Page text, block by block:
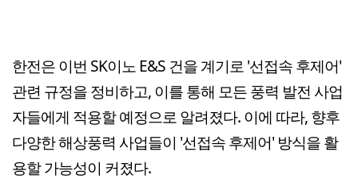
한전은 이번 SK이노 E&S 건을 계기로 '선접속 후제어'
관련 규정을 정비하고, 이를 통해 모든 풍력 발전 사업
자들에게 적용할 예정으로 알려졌다. 이에 따라, 향후
다양한 해상풍력 사업들이 '선접속 후제어' 방식을 활
용할 가능성이 커졌다.